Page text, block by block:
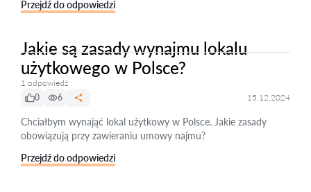
Przejdź do odpowiedzi
Jakie są zasady wynajmu lokalu
użytkowego w Polsce?
1 odpowiedź
0
6 15.12.2024
Chciałbym wynająć lokal użytkowy w Polsce. Jakie zasady
obowiązują przy zawieraniu umowy najmu?
Przejdź do odpowiedzi